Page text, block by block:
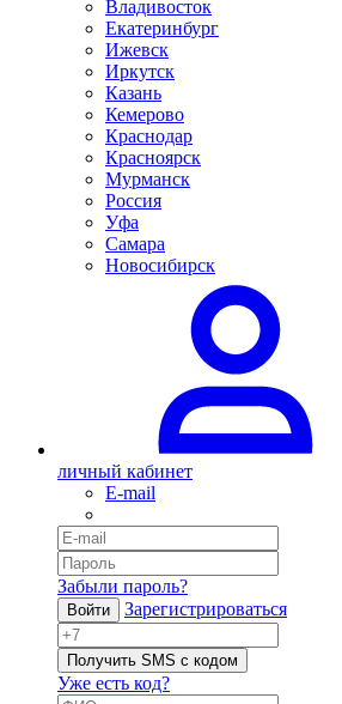
Владивосток
Екатеринбург
Ижевск
Иркутск
Казань
Кемерово
Краснодар
Красноярск
Мурманск
Россия
Уфа
Самара
Новосибирск
личный кабинет
E-mail
Забыли пароль?
Войти Зарегистрироваться
Получить SMS с кодом
Уже есть код?